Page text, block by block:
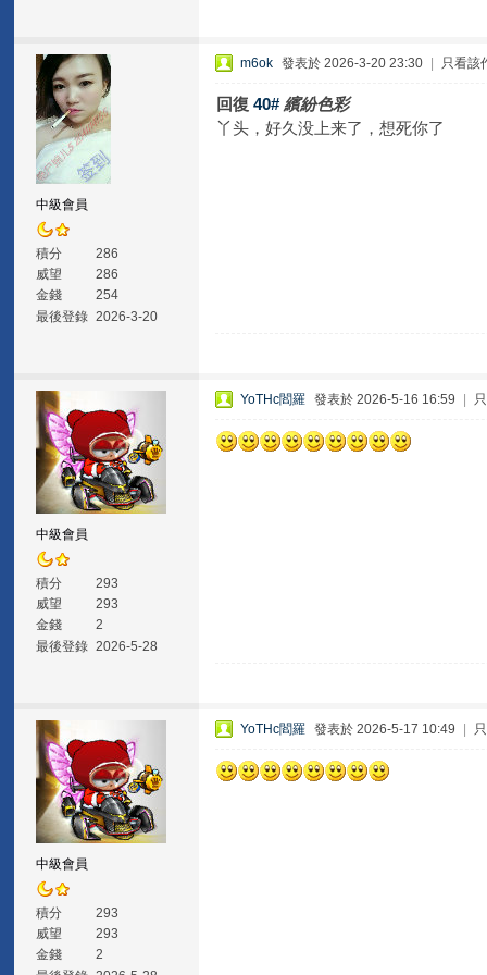
中級會員
積分
286
威望
286
金錢
254
最後登錄 2026-3-20
m6ok 發表於 2026-3-20 23:30 只看該
回復40# 繽紛色彩
丫头，好久没上来了，想死你了
中級會員
積分
293
威望
293
金錢
2
最後登錄 2026-5-28
YoTHc閻羅 發表於 2026-5-16 16:59
中級會員
積分
293
威望
293
金錢
2
YoTHc閻羅 發表於 2026-5-17 10:49